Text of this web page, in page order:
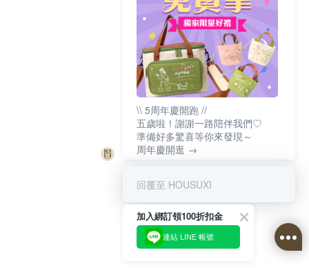
\\ 5周年慶開跑 //
五歲啦！謝謝一路陪伴我們♡
準備好多驚喜等你來發現～
周年慶開逛 →
回覆至 HOUSUXI
加入綁訂領100折扣金
連結 LINE 帳號